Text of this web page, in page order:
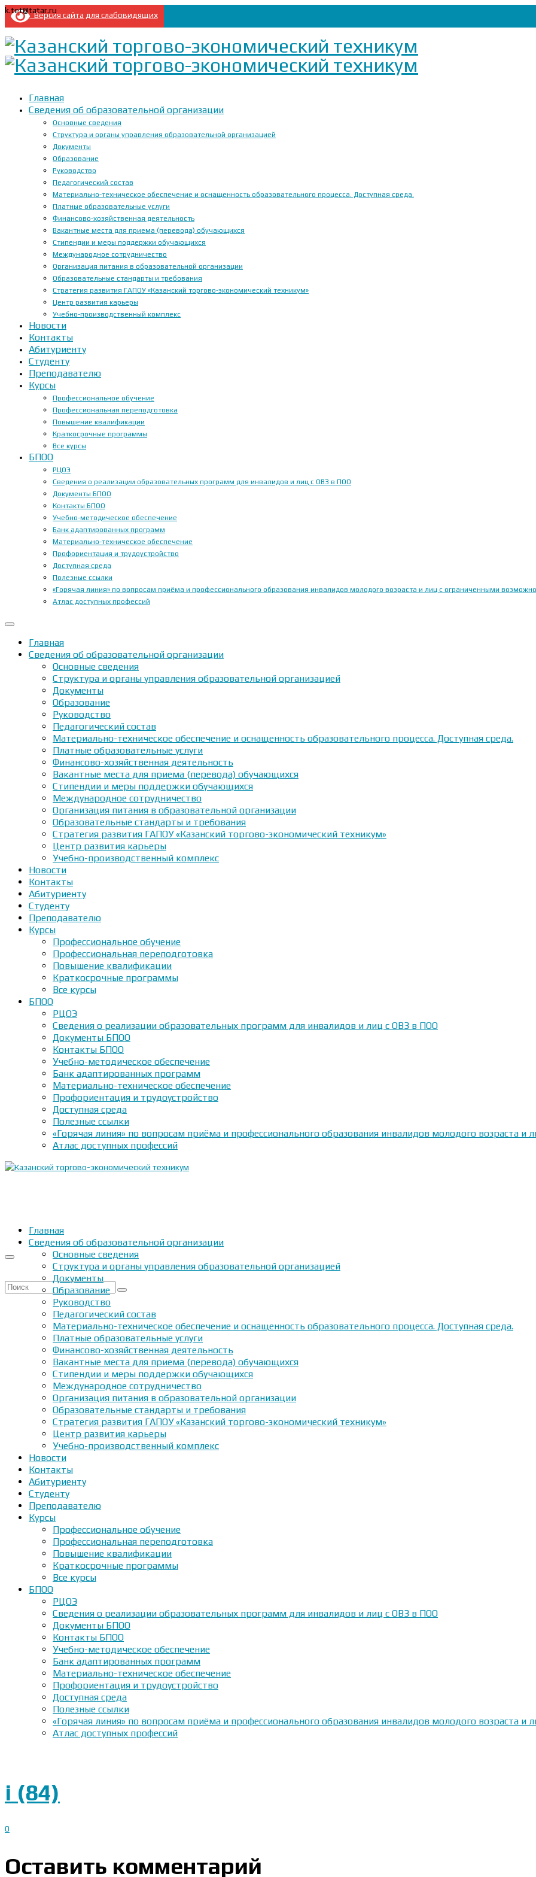
Версия сайта для слабовидящих
k.tet@tatar.ru
Главная
Сведения об образовательной организации
Основные сведения
Структура и органы управления образовательной организацией
Документы
Образование
Руководство
Педагогический состав
Материально-техническое обеспечение и оснащенность образовательного процесса. Доступная среда.
Платные образовательные услуги
Финансово-хозяйственная деятельность
Вакантные места для приема (перевода) обучающихся
Стипендии и меры поддержки обучающихся
Международное сотрудничество
Организация питания в образовательной организации
Образовательные стандарты и требования
Стратегия развития ГАПОУ «Казанский торгово-экономический техникум»
Центр развития карьеры
Учебно-производственный комплекс
Новости
Контакты
Абитуриенту
Студенту
Преподавателю
Курсы
Профессиональное обучение
Профессиональная переподготовка
Повышение квалификации
Краткосрочные программы
Все курсы
БПОО
РЦОЭ
Сведения о реализации образовательных программ для инвалидов и лиц с ОВЗ в ПОО
Документы БПОО
Контакты БПОО
Учебно-методическое обеспечение
Банк адаптированных программ
Материально-техническое обеспечение
Профориентация и трудоустройство
Доступная среда
Полезные ссылки
«Горячая линия» по вопросам приёма и профессионального образования инвалидов молодого возраста и лиц с ограниченными
Атлас доступных профессий
Главная
Сведения об образовательной организации
Основные сведения
Структура и органы управления образовательной организацией
Документы
Образование
Руководство
Педагогический состав
Материально-техническое обеспечение и оснащенность образовательного процесса. Доступная среда.
Платные образовательные услуги
Финансово-хозяйственная деятельность
Вакантные места для приема (перевода) обучающихся
Стипендии и меры поддержки обучающихся
Международное сотрудничество
Организация питания в образовательной организации
Образовательные стандарты и требования
Стратегия развития ГАПОУ «Казанский торгово-экономический техникум»
Центр развития карьеры
Учебно-производственный комплекс
Новости
Контакты
Абитуриенту
Студенту
Преподавателю
Курсы
Профессиональное обучение
Профессиональная переподготовка
Повышение квалификации
Краткосрочные программы
Все курсы
БПОО
РЦОЭ
Сведения о реализации образовательных программ для инвалидов и лиц с ОВЗ в ПОО
Документы БПОО
Контакты БПОО
Учебно-методическое обеспечение
Банк адаптированных программ
Материально-техническое обеспечение
Профориентация и трудоустройство
Доступная среда
Полезные ссылки
«Горячая линия» по вопросам приёма и профессионального образования инвалидов молодого возраста
Атлас доступных профессий
Искать:
Главная
Сведения об образовательной организации
Основные сведения
Структура и органы управления образовательной организацией
Документы
Образование
Руководство
Педагогический состав
Материально-техническое обеспечение и оснащенность образовательного процесса. Доступная среда.
Платные образовательные услуги
Финансово-хозяйственная деятельность
Вакантные места для приема (перевода) обучающихся
Стипендии и меры поддержки обучающихся
Международное сотрудничество
Организация питания в образовательной организации
Образовательные стандарты и требования
Стратегия развития ГАПОУ «Казанский торгово-экономический техникум»
Центр развития карьеры
Учебно-производственный комплекс
Новости
Контакты
Абитуриенту
Студенту
Преподавателю
Курсы
Профессиональное обучение
Профессиональная переподготовка
Повышение квалификации
Краткосрочные программы
Все курсы
БПОО
РЦОЭ
Сведения о реализации образовательных программ для инвалидов и лиц с ОВЗ в ПОО
Документы БПОО
Контакты БПОО
Учебно-методическое обеспечение
Банк адаптированных программ
Материально-техническое обеспечение
Профориентация и трудоустройство
Доступная среда
Полезные ссылки
«Горячая линия» по вопросам приёма и профессионального образования инвалидов молодого возраста
Атлас доступных профессий
i (84)
0
Оставить комментарий